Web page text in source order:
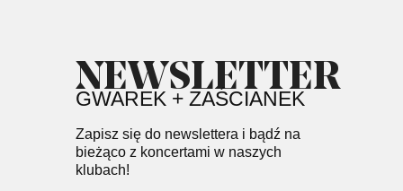
NEWSLETTER
GWAREK + ZAŚCIANEK
Zapisz się do newslettera i bądź na
bieżąco z koncertami w naszych
klubach!